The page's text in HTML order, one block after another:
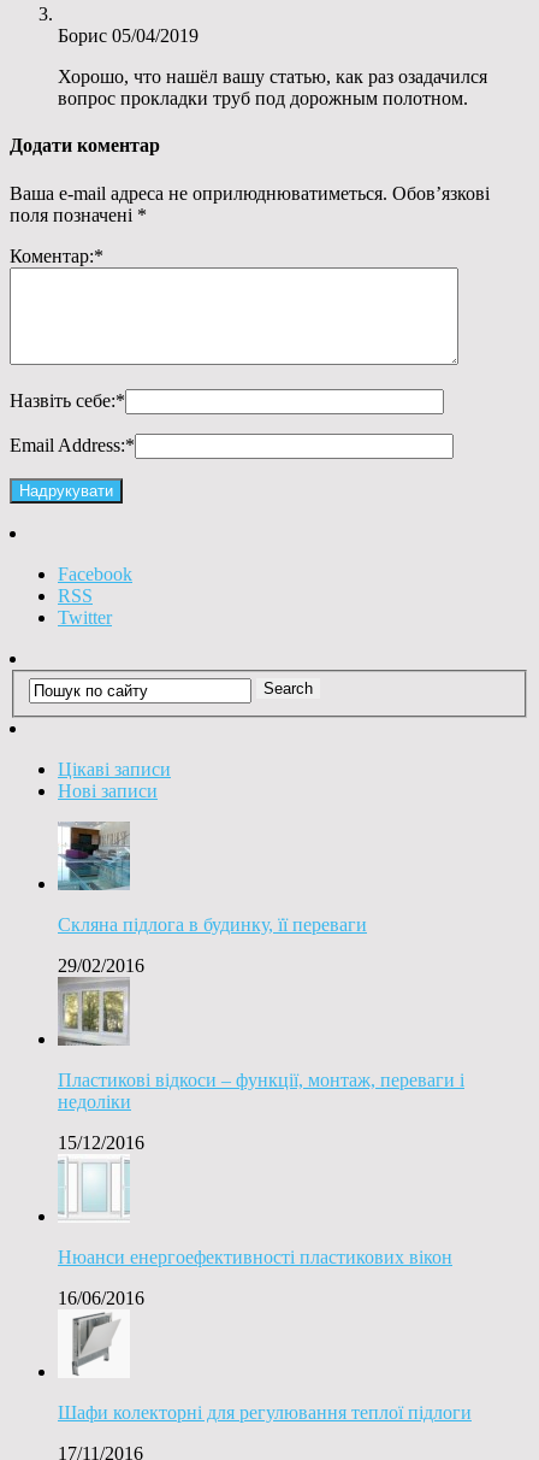
Борис 05/04/2019
Хорошо, что нашёл вашу статью, как раз озадачился
вопрос прокладки труб под дорожным полотном.
Додати коментар
Ваша e-mail адреса не оприлюднюватиметься. Обов’язкові
поля позначені *
Коментар:*
Назвіть себе:*
Email Address:*
Facebook
RSS
Twitter
Цікаві записи
Нові записи
Скляна підлога в будинку, її переваги
29/02/2016
Пластикові відкоси – функції, монтаж, переваги і
недоліки
15/12/2016
Нюанси енергоефективності пластикових вікон
16/06/2016
Шафи колекторні для регулювання теплої підлоги
17/11/2016